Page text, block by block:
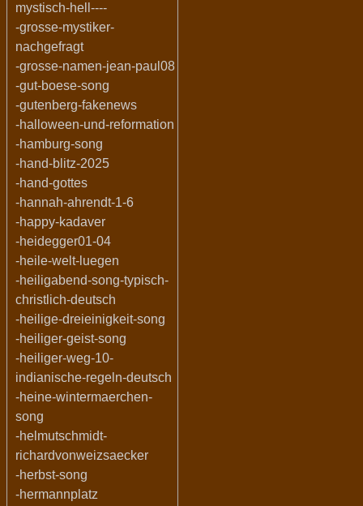
mystisch-hell----
-grosse-mystiker-
nachgefragt
-grosse-namen-jean-paul08
-gut-boese-song
-gutenberg-fakenews
-halloween-und-reformation
-hamburg-song
-hand-blitz-2025
-hand-gottes
-hannah-ahrendt-1-6
-happy-kadaver
-heidegger01-04
-heile-welt-luegen
-heiligabend-song-typisch-
christlich-deutsch
-heilige-dreieinigkeit-song
-heiliger-geist-song
-heiliger-weg-10-
indianische-regeln-deutsch
-heine-wintermaerchen-
song
-helmutschmidt-
richardvonweizsaecker
-herbst-song
-hermannplatz